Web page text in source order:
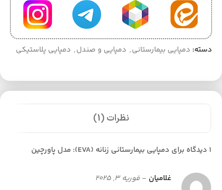
دسته: دمپایی بیمارستانی, دمپایی و صندل, دمپایی پلاستیکی
نظرات (1)
1 دیدگاه برای دمپایی بیمارستانی زنانه (EVA): مدل پاورچین
غلامیان – فوریه 3, 2025